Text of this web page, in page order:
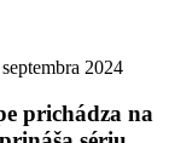
2024
prichádza na